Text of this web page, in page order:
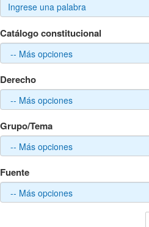
Catálogo constitucional
Derecho
Grupo/Tema
Fuente